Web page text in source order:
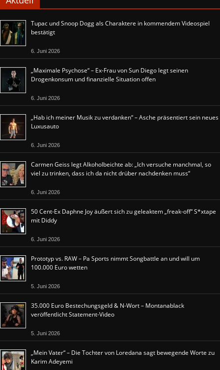
Tupac und Snoop Dogg als Charaktere in kommendem Videospiel
bestätigt
6. Juni 2026
„Maximale Psychose“ – Ex-Frau von Sun Diego legt seinen
Drogenkonsum und finanzielle Situation offen
6. Juni 2026
„Hab ich meiner Musik zu verdanken“ – Asche präsentiert sein neues
Luxusauto
6. Juni 2026
Carmen Geiss legt Alkoholbeichte ab: „Ich versuche manchmal, so
viel zu trinken, dass ich da nicht drüber nachdenken muss“
6. Juni 2026
50 Cent-Ex Daphne Joy äußert sich zu geleaktem „freak-off“ S*xtape
mit Diddy
6. Juni 2026
Prototyp vs. RAW – Pa Sports nimmt Songbattle an und will um
100.000 Euro wetten
5. Juni 2026
35.000 Euro Bestechungsgeld & N-Wort – Montanablack
veröffentlicht Statement-Video
5. Juni 2026
„Mein Vater“ – Die Tochter von Loredana sagt bewegende Worte zu
Karim Adeyemi